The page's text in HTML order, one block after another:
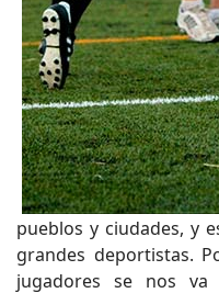
pueblos y ciudades, y
grandes deportistas.
jugadores se nos